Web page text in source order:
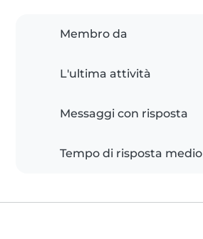
Membro da
L'ultima attività
Messaggi con risposta
Tempo di risposta medio